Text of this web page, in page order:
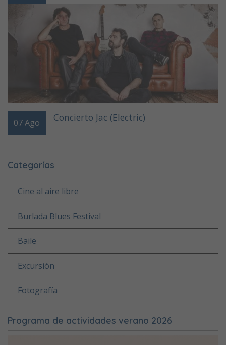
07Ago Concierto Jac (Electric)
Categorías
Cine al aire libre
Burlada Blues Festival
Baile
Excursión
Fotografía
Programa de actividades verano 2026